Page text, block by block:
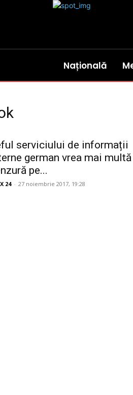
Națională
serviciului de informații
german vrea mai multă
pe...
24 - 27 noiembrie 2017, 19:28